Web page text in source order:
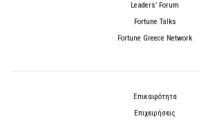
Leaders’ Forum
Fortune Talks
Fortune Greece Network
Επικαιρότητα
Επιχειρήσεις